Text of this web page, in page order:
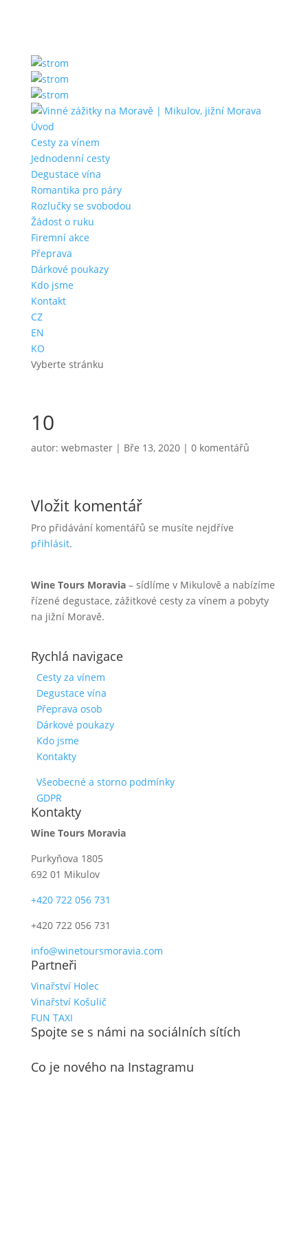
Úvod
Cesty za vínem
Jednodenní cesty
Degustace vína
Romantika pro páry
Rozlučky se svobodou
Žádost o ruku
Firemní akce
Přeprava
Dárkové poukazy
Kdo jsme
Kontakt
CZ
EN
KO
Vyberte stránku
10
autor: webmaster| Bře 13, 2020| 0 komentářů
Vložit komentář
Pro přidávání komentářů se musíte nejdříve
přihlásit.
Wine Tours Moravia– sídlíme v Mikulově a nabízíme
řízené degustace, zážitkové cesty za vínem a pobyty
na jižní Moravě.
Rychlá navigace
Cesty za vínem
Degustace vína
Přeprava osob
Dárkové poukazy
Kdo jsme
Kontakty
Všeobecné a storno podmínky
GDPR
Kontakty
Wine Tours Moravia
Purkyňova 1805
692 01 Mikulov
+420 722 056 731
+420 722 056 731
info@winetoursmoravia.com
Partneři
Vinařství Holec
Vinařství Košulič
FUN TAXI
Spojte se s námi na sociálních sítích
Co je nového na Instagramu